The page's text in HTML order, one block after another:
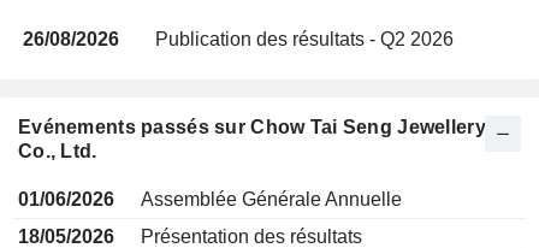
26/08/2026 Publication des résultats - Q2 2026
Evénements passés sur Chow Tai Seng Jewellery
Co., Ltd.
01/06/2026
Assemblée Générale Annuelle
18/05/2026
Présentation des résultats